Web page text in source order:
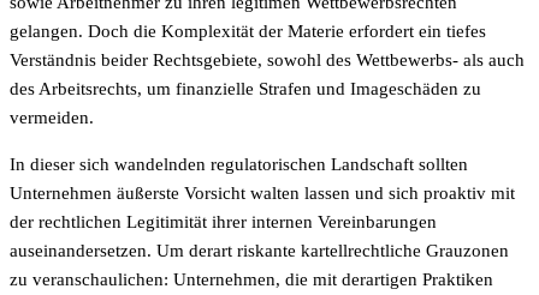
gelangen. Doch die Komplexität der Materie erfordert ein tiefes
Verständnis beider Rechtsgebiete, sowohl des Wettbewerbs- als auch
des Arbeitsrechts, um finanzielle Strafen und Imageschäden zu
vermeiden.
In dieser sich wandelnden regulatorischen Landschaft sollten
Unternehmen äußerste Vorsicht walten lassen und sich proaktiv mit
der rechtlichen Legitimität ihrer internen Vereinbarungen
auseinandersetzen. Um derart riskante kartellrechtliche Grauzonen
zu veranschaulichen: Unternehmen, die mit derartigen Praktiken